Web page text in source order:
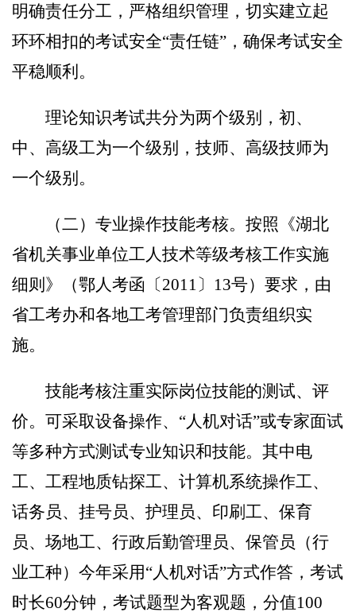
明确责任分工，严格组织管理，切实建立起
环环相扣的考试安全“责任链”，确保考试安全
平稳顺利。
理论知识考试共分为两个级别，初、
中、高级工为一个级别，技师、高级技师为
一个级别。
（二）专业操作技能考核。 按照《湖北
省机关事业单位工人技术等级考核工作实施
细则》（鄂人考函〔2011 〕 13号）要求，由
省工考办和各地工考管理部门负责组织实
施。
技能考核注重实际岗位技能的测试、评
价。可采取设备操作、 “人机对话”或专家面试
等多种方式测试专业知识和技能。其中电
工、工程地质钻探工、计算机系统操作工、
话务员、挂号员、护理员、印刷工、保育
员、场地工、行政后勤管理员、保管员（行
业工种） 今年采用“人机对话”方式作答， 考试
时长60分钟，考试题型为客观题，分值100